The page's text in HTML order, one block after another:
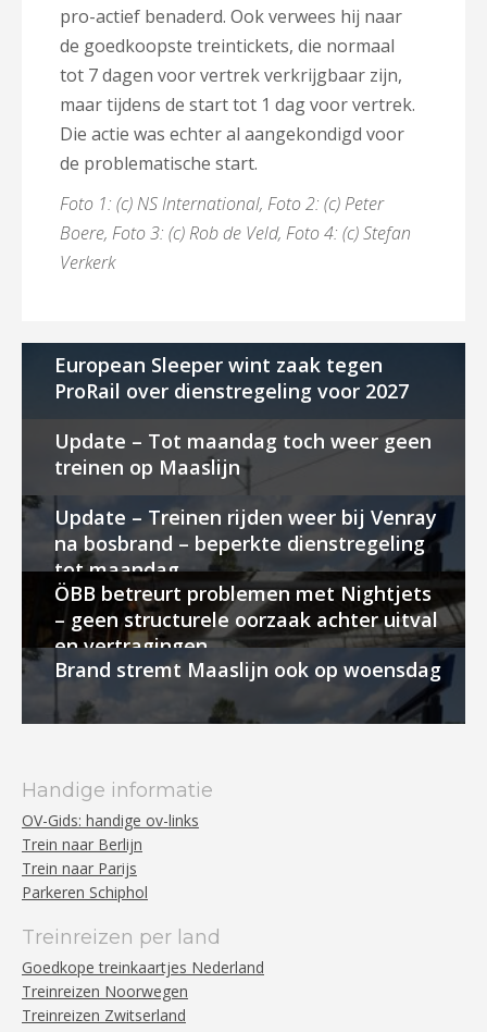
pro-actief benaderd. Ook verwees hij naar
de goedkoopste treintickets, die normaal
tot 7 dagen voor vertrek verkrijgbaar zijn,
maar tijdens de start tot 1 dag voor vertrek.
Die actie was echter al aangekondigd voor
de problematische start.
Foto 1: (c) NS International, Foto 2: (c) Peter
Boere, Foto 3: (c) Rob de Veld, Foto 4: (c) Stefan
Verkerk
European Sleeper wint zaak tegen
ProRail over dienstregeling voor 2027
Update – Tot maandag toch weer geen
treinen op Maaslijn
Update – Treinen rijden weer bij Venray
na bosbrand – beperkte dienstregeling
tot maandag
ÖBB betreurt problemen met Nightjets
– geen structurele oorzaak achter uitval
en vertragingen
Brand stremt Maaslijn ook op woensdag
Handige informatie
OV-Gids: handige ov-links
Trein naar Berlijn
Trein naar Parijs
Parkeren Schiphol
Treinreizen per land
Goedkope treinkaartjes Nederland
Treinreizen Noorwegen
Treinreizen Zwitserland